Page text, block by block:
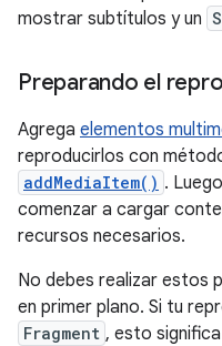
mostrar subtítulos y un
Preparando el
Agrega elementos
reproducirlos con
addMediaItem() .
comenzar a cargar
recursos necesarios.
No debes realizar estos
en primer plano. Si tu
Fragment , esto